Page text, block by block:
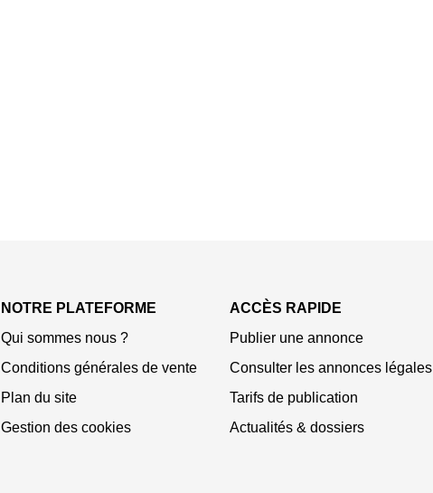
NOTRE PLATEFORME
Qui sommes nous ?
Conditions générales de vente
Plan du site
Gestion des cookies
ACCÈS RAPIDE
Publier une annonce
Consulter les annonces légales
Tarifs de publication
Actualités & dossiers